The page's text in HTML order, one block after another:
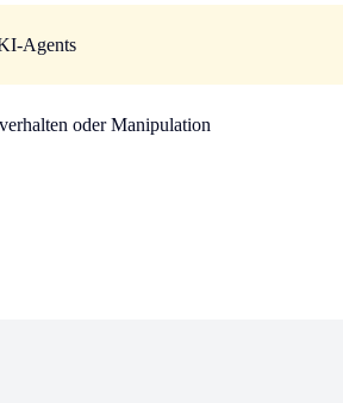
Agents
oder Manipulation